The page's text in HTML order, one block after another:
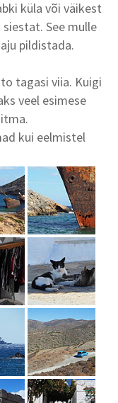
küla või väikest
See mulle
pildistada.
tagasi viia. Kuigi
veel esimese
kui eelmistel